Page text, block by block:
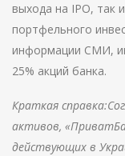
выхода на IPO, так
портфельного
информации СМИ,
25% акций банка.
Краткая
активов,
действующих в